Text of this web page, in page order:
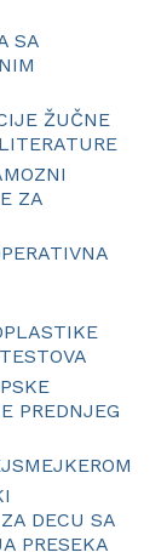
SA
ŽUČNE
ZA
PREDNJEG
DECU SA
PRESEKA